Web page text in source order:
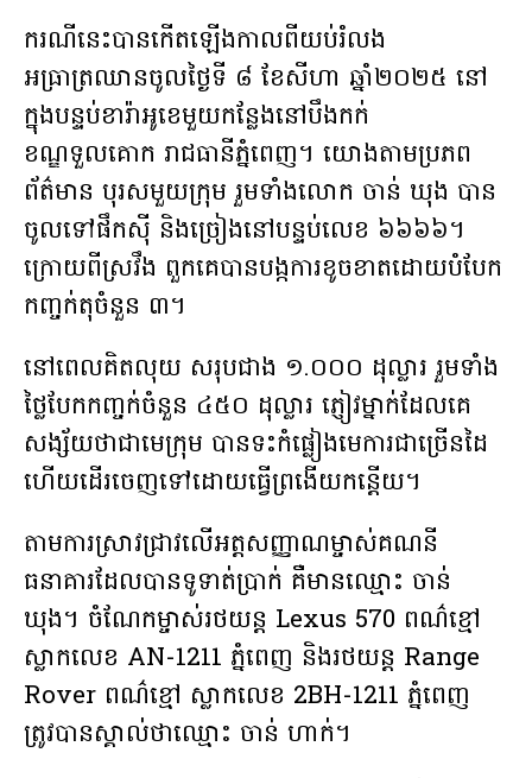
ករណីនេះបានកើតឡើងកាលពីយប់រំលង
អធ្រាត្រឈានចូលថ្ងៃទី ៨ ខែសីហា ឆ្នាំ២០២៥ នៅ
ក្នុងបន្ទប់ខារ៉ាអូខេមួយកន្លែងនៅបឹងកក់
ខណ្ឌទួលគោក រាជធានីភ្នំពេញ។ យោងតាមប្រភព
ព័ត៌មាន បុរសមួយក្រុម រួមទាំងលោក ចាន់ ឃុង បាន
ចូលទៅផឹកស៊ី និងច្រៀងនៅបន្ទប់លេខ ៦៦៦៦។
ក្រោយពីស្រវឹង ពួកគេបានបង្កការខូចខាតដោយបំបែក
កញ្ចក់តុចំនួន ៣។
នៅពេលគិតលុយ សរុបជាង ១.០០០ ដុល្លារ រួមទាំង
ថ្លៃបែកកញ្ចក់ចំនួន ៤៥០ ដុល្លារ ភ្ញៀវម្នាក់ដែលគេ
សង្ស័យថាជាមេក្រុម បានទះកំផ្លៀងមេការជាច្រើនដៃ
ហើយដើរចេញទៅដោយធ្វើព្រងើយកន្តើយ។
តាមការស្រាវជ្រាវលើអត្តសញ្ញាណម្ចាស់គណនី
ធនាគារដែលបានទូទាត់ប្រាក់ គឺមានឈ្មោះ ចាន់
ឃុង។ ចំណែកម្ចាស់រថយន្ត Lexus 570 ពណ៌ខ្មៅ
ស្លាកលេខ AN-1211 ភ្នំពេញ និងរថយន្ត Range
Rover ពណ៌ខ្មៅ ស្លាកលេខ 2BH-1211 ភ្នំពេញ
ត្រូវបានស្គាល់ថាឈ្មោះ ចាន់ ហាក់។